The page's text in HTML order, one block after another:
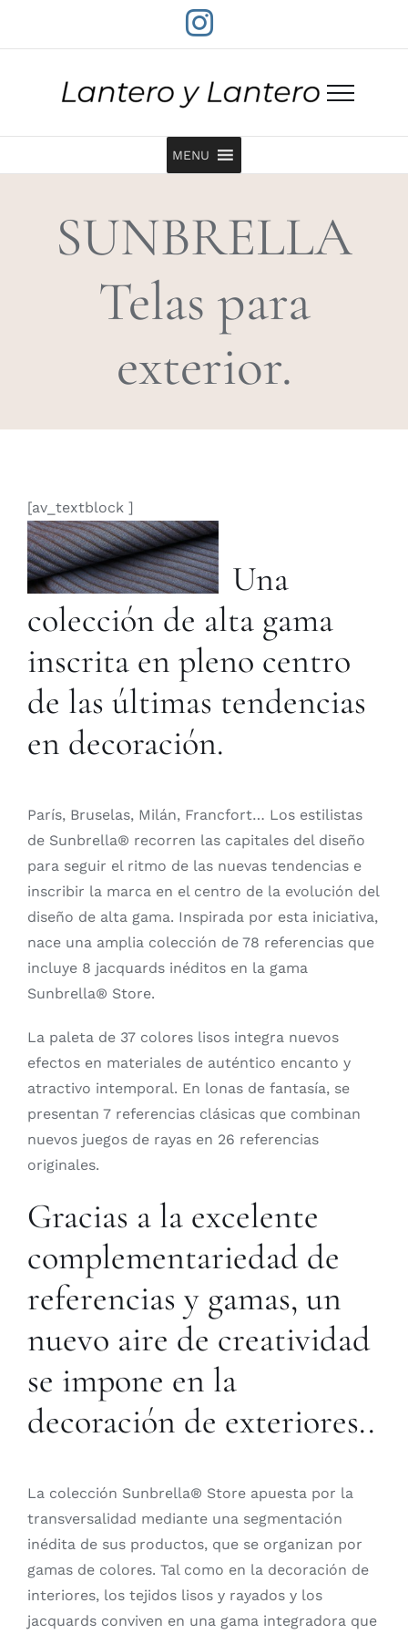
Instagram
MENU
SUNBRELLA
Telas para
exterior.
[av_textblock ]
Una
colección de alta gama
inscrita en pleno centro
de las últimas tendencias
en decoración.
París, Bruselas, Milán, Francfort… Los estilistas
de Sunbrella® recorren las capitales del diseño
para seguir el ritmo de las nuevas tendencias e
inscribir la marca en el centro de la evolución del
diseño de alta gama. Inspirada por esta iniciativa,
nace una amplia colección de 78 referencias que
incluye 8 jacquards inéditos en la gama
Sunbrella® Store.
La paleta de 37 colores lisos integra nuevos
efectos en materiales de auténtico encanto y
atractivo intemporal. En lonas de fantasía, se
presentan 7 referencias clásicas que combinan
nuevos juegos de rayas en 26 referencias
originales.
Gracias a la excelente
complementariedad de
referencias y gamas, un
nuevo aire de creatividad
se impone en la
decoración de exteriores..
La colección Sunbrella® Store apuesta por la
transversalidad mediante una segmentación
inédita de sus productos, que se organizan por
gamas de colores. Tal como en la decoración de
interiores, los tejidos lisos y rayados y los
jacquards conviven en una gama integradora que